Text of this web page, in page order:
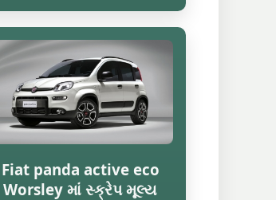
Fiat panda active eco
Worsley માં સ્ક્રેપ મૂલ્ય